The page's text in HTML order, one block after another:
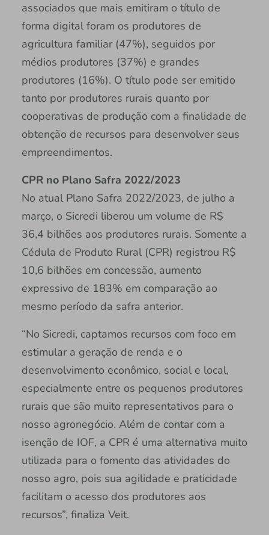
associados que mais emitiram o título de
forma digital foram os produtores de
agricultura familiar (47%), seguidos por
médios produtores (37%) e grandes
produtores (16%). O título pode ser emitido
tanto por produtores rurais quanto por
cooperativas de produção com a finalidade de
obtenção de recursos para desenvolver seus
empreendimentos.
CPR no Plano Safra 2022/2023
No atual Plano Safra 2022/2023, de julho a
março, o Sicredi liberou um volume de R$
36,4 bilhões aos produtores rurais. Somente a
Cédula de Produto Rural (CPR) registrou R$
10,6 bilhões em concessão, aumento
expressivo de 183% em comparação ao
mesmo período da safra anterior.
“No Sicredi, captamos recursos com foco em
estimular a geração de renda e o
desenvolvimento econômico, social e local,
especialmente entre os pequenos produtores
rurais que são muito representativos para o
nosso agronegócio. Além de contar com a
isenção de IOF, a CPR é uma alternativa muito
utilizada para o fomento das atividades do
nosso agro, pois sua agilidade e praticidade
facilitam o acesso dos produtores aos
recursos”, finaliza Veit.